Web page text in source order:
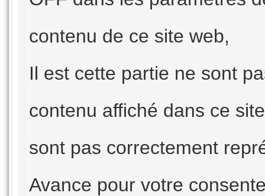
contenu de ce site web,
Il est cette partie ne sont
contenu affiché dans ce
sont pas correctement
Avance pour votre